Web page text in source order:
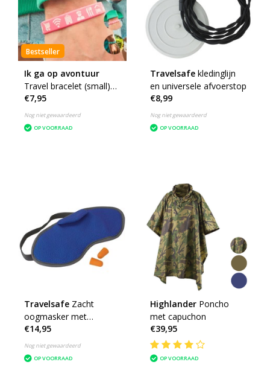
Bestseller
Ik ga op avontuur
Travel bracelet (small)
reisbandje icons -
dames
€7,95
Nog niet gewaardeerd
OP VOORRAAD
Travelsafe kledinglijn
en universele afvoerstop
€8,99
Nog niet gewaardeerd
OP VOORRAAD
Travelsafe Zacht
oogmasker met
oordopjes
€14,95
Nog niet gewaardeerd
OP VOORRAAD
Highlander Poncho
met capuchon
€39,95
OP VOORRAAD